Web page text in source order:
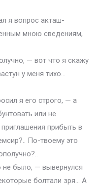
я вопрос акташ-
мною сведениям,
— вот что я скажу
у меня тихо…
я его строго, — а
или не
прибыть в
По-твоему это
не было, — вывернулся
болтали зря… А